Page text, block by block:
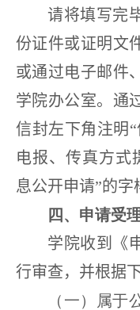
请将填写完
份证件或证明文
或通过电子邮件
学院办公室。通
信封左下角注明
电报、传真方式
息公开申请”的字
四、申请受
学 院收到《
行审查，并根据
（一）属于